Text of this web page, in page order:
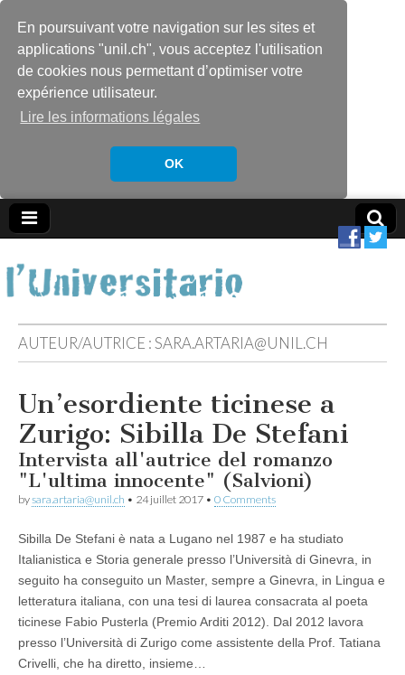
En poursuivant votre navigation sur les sites et
applications "unil.ch", vous acceptez l'utilisation
de cookies nous permettant d’optimiser votre
expérience utilisateur.
Lire les informations légales
OK
AUTEUR/AUTRICE :SARA.ARTARIA@UNIL.CH
Un’esordiente ticinese a
Zurigo: Sibilla De Stefani
Intervista all'autrice del romanzo
"L'ultima innocente" (Salvioni)
bysara.artaria@unil.ch • 24 juillet 2017 • 0 Comments
Sibilla De Stefani è nata a Lugano nel 1987 e ha studiato
Italianistica e Storia generale presso l’Università di Ginevra, in
seguito ha conseguito un Master, sempre a Ginevra, in Lingua e
letteratura italiana, con una tesi di laurea consacrata al poeta
ticinese Fabio Pusterla (Premio Arditi 2012). Dal 2012 lavora
presso l’Università di Zurigo come assistente della Prof. Tatiana
Crivelli, che ha diretto, insieme…